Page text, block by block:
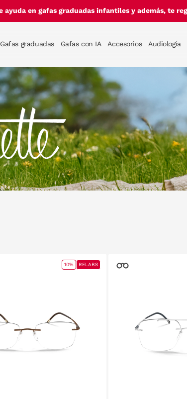
ayuda en gafas graduadas infantiles y además, te
Gafas graduadas Gafas con IA Accesorios Audiología
10% RELABS